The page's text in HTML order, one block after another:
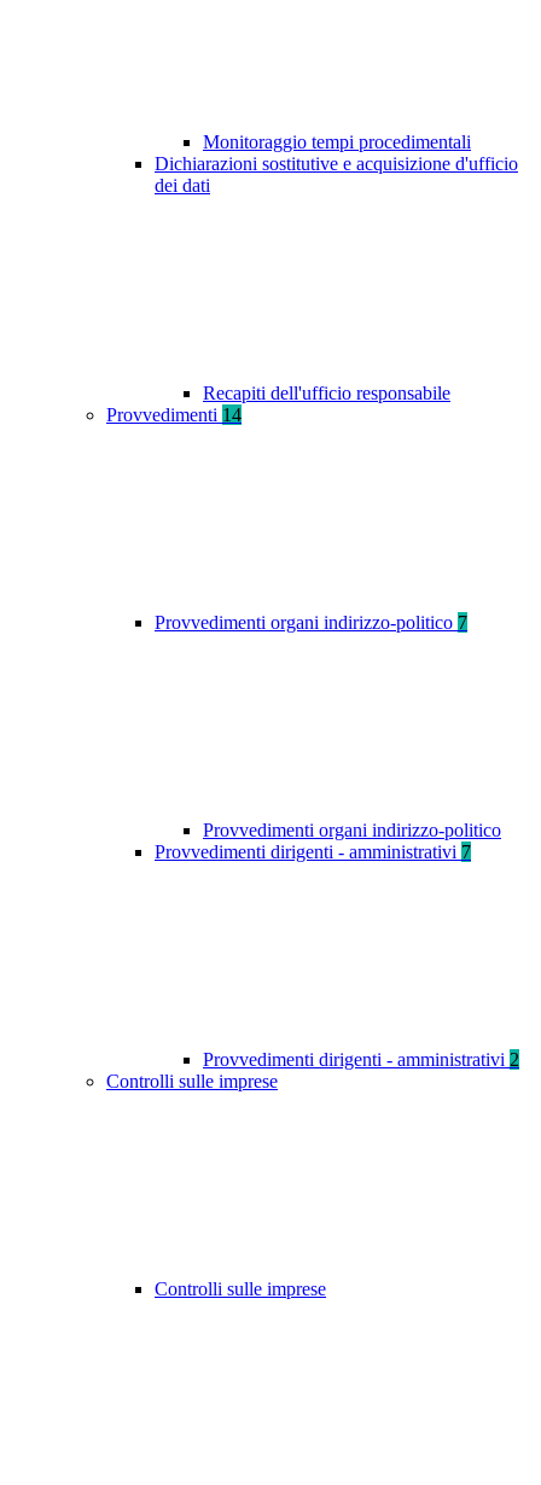
Monitoraggio tempi procedimentali
Dichiarazioni sostitutive e acquisizione d'ufficio
dei dati
Recapiti dell'ufficio responsabile
Provvedimenti 14
Provvedimenti organi indirizzo-politico 7
Provvedimenti organi indirizzo-politico
Provvedimenti dirigenti - amministrativi 7
Provvedimenti dirigenti - amministrativi 2
Controlli sulle imprese
Controlli sulle imprese